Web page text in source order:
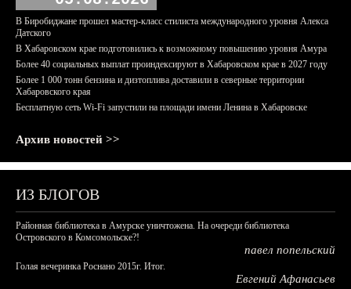
В Биробиджане прошел мастер-класс стилиста международного уровня Алекса
Датского
В Хабаровском крае подготовились к возможному повышению уровня Амура
Более 40 социальных выплат проиндексируют в Хабаровском крае в 2027 году
Более 1 000 тонн бензина и дизтоплива доставили в северные территории
Хабаровского края
Бесплатную сеть Wi-Fi запустили на площади имени Ленина в Хабаровске
Архив новостей >>
ИЗ БЛОГОВ
Районная библиотека в Амурске уничтожена. На очереди библиотека
Островского в Комсомольске?!
павел попельский
Голая вечеринка Роснано 2015г. Итог.
Евгений Афанасьев